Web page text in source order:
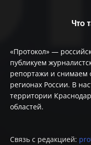
Что
«Протокол» —
публикуем
репортажи и снимаем
регионах России. В
территории
областей.
Связь с редакцией: